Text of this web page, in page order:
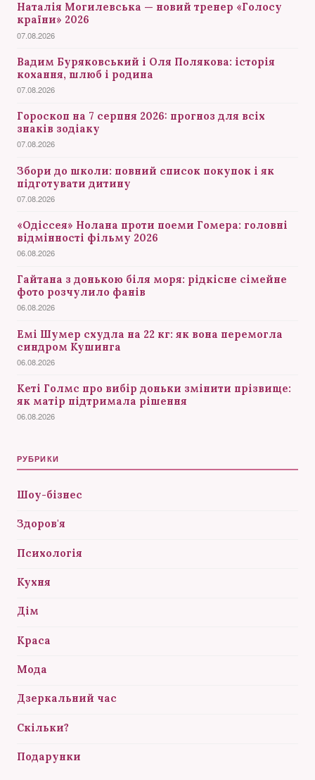
Наталія Могилевська — новий тренер «Голосу
країни» 2026
07.08.2026
Вадим Буряковський і Оля Полякова: історія
кохання, шлюб і родина
07.08.2026
Гороскоп на 7 серпня 2026: прогноз для всіх
знаків зодіаку
07.08.2026
Збори до школи: повний список покупок і як
підготувати дитину
07.08.2026
«Одіссея» Нолана проти поеми Гомера: головні
відмінності фільму 2026
06.08.2026
Гайтана з донькою біля моря: рідкісне сімейне
фото розчулило фанів
06.08.2026
Емі Шумер схудла на 22 кг: як вона перемогла
синдром Кушинга
06.08.2026
Кеті Голмс про вибір доньки змінити прізвище:
як матір підтримала рішення
06.08.2026
РУБРИКИ
Шоу-бізнес
Здоров'я
Психологія
Кухня
Дім
Краса
Мода
Дзеркальний час
Скільки?
Подарунки